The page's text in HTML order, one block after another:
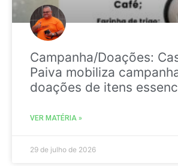
Campanha/Doações:
Paiva mobiliza
doações de itens
VER MATÉRIA »
29 de julho de 2026